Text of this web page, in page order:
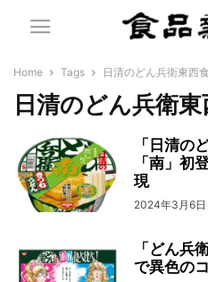
Home Tags 日清のどん兵衛東西
日清のどん兵衛
「日清の
「南」初
現
2024年3月6日
「どん兵
で異色の